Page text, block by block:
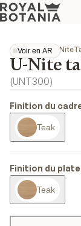
Voir en AR
Voir en AR
CollectionsU-Nite
U-Nite
(UNT300)
Finition du
Teak
Finition du
Teak